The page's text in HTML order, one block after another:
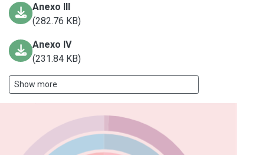
Anexo III
(282.76 KB)
Anexo IV
(231.84 KB)
Show more